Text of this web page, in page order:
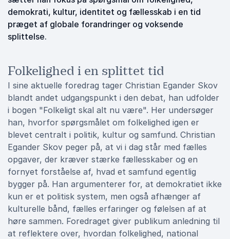
demokrati, kultur, identitet og fællesskab i en tid
præget af globale forandringer og voksende
splittelse.
Folkelighed i en splittet tid
I sine aktuelle foredrag tager Christian Egander Skov
blandt andet udgangspunkt i den debat, han udfolder
i bogen "Folkeligt skal alt nu være". Her undersøger
han, hvorfor spørgsmålet om folkelighed igen er
blevet centralt i politik, kultur og samfund. Christian
Egander Skov peger på, at vi i dag står med fælles
opgaver, der kræver stærke fællesskaber og en
fornyet forståelse af, hvad et samfund egentlig
bygger på. Han argumenterer for, at demokratiet ikke
kun er et politisk system, men også afhænger af
kulturelle bånd, fælles erfaringer og følelsen af at
høre sammen. Foredraget giver publikum anledning til
at reflektere over, hvordan folkelighed, national